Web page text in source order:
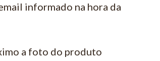
informado na hora da
a foto do produto